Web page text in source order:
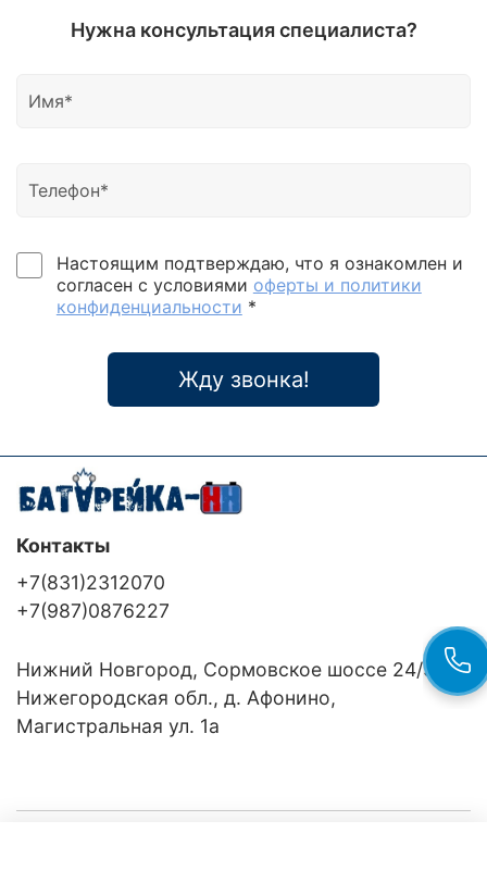
Нужна консультация специалиста?
Настоящим подтверждаю, что я ознакомлен и
согласен с условиями оферты и политики
конфиденциальности *
Жду звонка!
Контакты
+7(831)2312070
+7(987)0876227
Нижний Новгород, Сормовское шоссе 24/36
Нижегородская обл., д. Афонино,
Магистральная ул. 1а